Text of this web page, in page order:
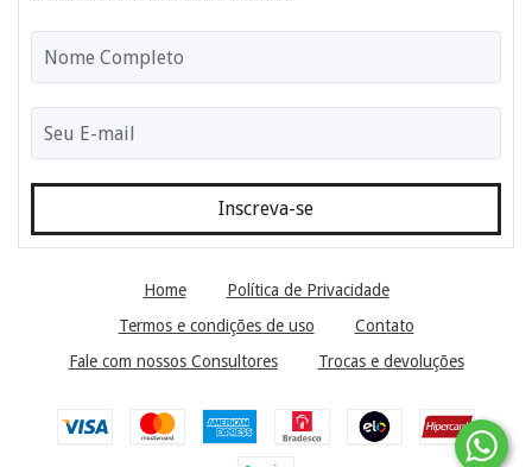
Home
Política de Privacidade
Termos e condições de uso
Contato
Fale com nossos Consultores
Trocas e devoluções